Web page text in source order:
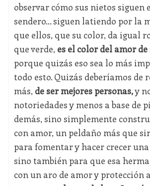
observar cómo sus nietos siguen
sendero… siguen latiendo por la
que ellos, que su color, da igual
que verde, es el color del amor
porque quizás eso sea lo más
todo esto. Quizás deberíamos de
más, de ser mejores personas,y
notoriedades y menos a base de
demás, sino simplemente
con amor, un peldaño más que
para fomentar y hacer crecer
sino también para que esa
con un aro de amor y protección